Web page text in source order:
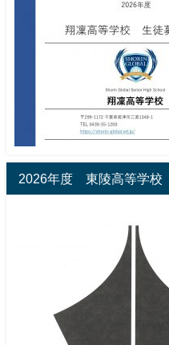
2026年度 東陵高等学